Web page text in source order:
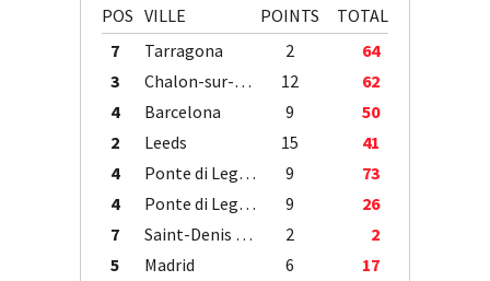
POS VILLE POINTS
TOTAL
7
Tarragona 2
64
3
Chalon-sur-Saône 12
62
4
Barcelona 9
50
2
Leeds 15
41
4
Ponte di Legno 9
73
4
Ponte di Legno 9
26
7
Saint-Denis / Île de la Réunion 2
2
5
Madrid 6 17